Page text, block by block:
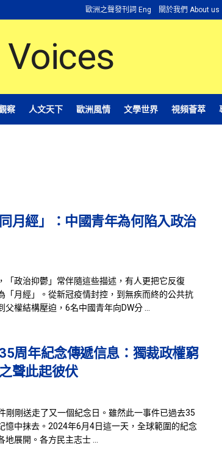
歐洲之聲發刊詞 Eng 關於我們 About us
察 人文天下 歐洲風情 文學世界 視頻薈萃
同月經」：中國青年為何陷入政治
「政治抑鬱」常伴隨這些描述，有人更把它反復
「月經」。從新冠疫情封控，到無疾而終的公共抗
權結構壓迫，6名中國青年向DW分 ...
周年紀念傳遞信息：獨裁政權窮
聲此起彼伏
剛剛送走了又一個紀念日。雖然此一事件已過去35
憶中抹去。2024年6月4日這一天，全球範圍的紀念
展開。各方民主志士 ...